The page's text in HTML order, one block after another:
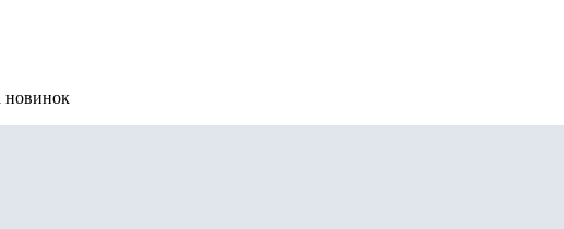
новинок